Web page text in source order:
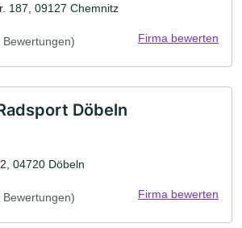
187, 09127 Chemnitz
Bewertungen) Firma bewerten
Döbeln
04720 Döbeln
Bewertungen) Firma bewerten